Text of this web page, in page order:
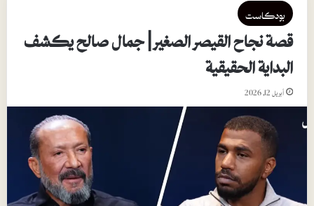
بودكاست
قصة نجاح القيصر الصغير | جمال صالح يكشف
البداية الحقيقية
أبريل 12, 2026